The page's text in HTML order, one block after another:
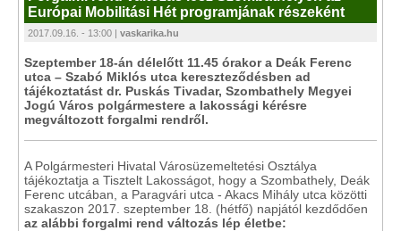
Európai Mobilitási Hét programjának részeként
2017.09.16. - 13:00 | vaskarika.hu
Szeptember 18-án délelőtt 11.45 órakor a Deák Ferenc
utca – Szabó Miklós utca kereszteződésben ad
tájékoztatást dr. Puskás Tivadar, Szombathely Megyei
Jogú Város polgármestere a lakossági kérésre
megváltozott forgalmi rendről.
A Polgármesteri Hivatal Városüzemeltetési Osztálya
tájékoztatja a Tisztelt Lakosságot, hogy a Szombathely, Deák
Ferenc utcában, a Paragvári utca - Akacs Mihály utca közötti
szakaszon 2017. szeptember 18. (hétfő) napjától kezdődően
az alábbi forgalmi rend változás lép életbe: